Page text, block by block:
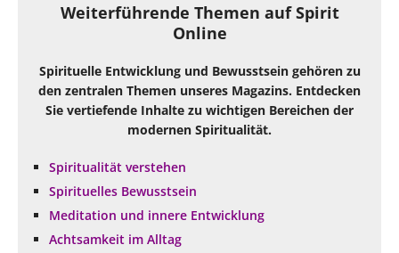
Weiterführende Themen auf Spirit
Online
Spirituelle Entwicklung und Bewusstsein gehören zu
den zentralen Themen unseres Magazins. Entdecken
Sie vertiefende Inhalte zu wichtigen Bereichen der
modernen Spiritualität.
Spiritualität verstehen
Spirituelles Bewusstsein
Meditation und innere Entwicklung
Achtsamkeit im Alltag